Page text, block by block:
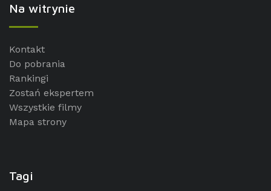
Na witrynie
Kontakt
Do pobrania
Rankingi
Zostań ekspertem
Wszystkie filmy
Mapa strony
Tagi